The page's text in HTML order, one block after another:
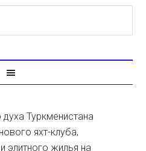
Туркменистана
яхт-клуба,
элитного жилья на